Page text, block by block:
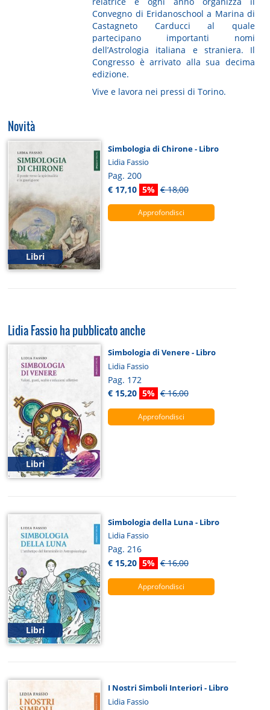
Convegno di Eridanoschool a Marina di
Castagneto Carducci al quale
partecipano importanti nomi
dell’Astrologia italiana e straniera. Il
Congresso è arrivato alla sua decima
edizione.
Vive e lavora nei pressi di Torino.
Novità
Libri
Simbologia di Chirone - Libro
Lidia Fassio
Pag. 200
€ 17,10 5% € 18,00
Approfondisci
Lidia Fassio ha pubblicato anche
Libri
Simbologia di Venere - Libro
Lidia Fassio
Pag. 172
€ 15,20 5% € 16,00
Approfondisci
Libri
Simbologia della Luna - Libro
Lidia Fassio
Pag. 216
€ 15,20 5% € 16,00
Approfondisci
I Nostri Simboli Interiori - Libro
Lidia Fassio